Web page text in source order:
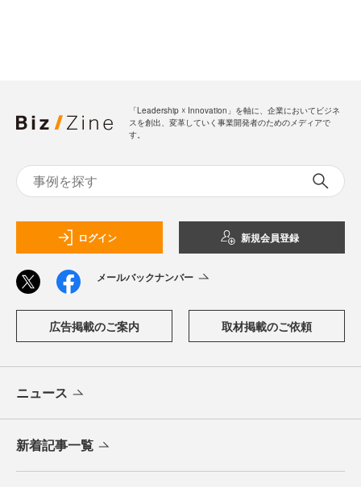
「Leadership ☓ Innovation」を軸に、企業においてビジネ
スを創出、変革していく事業開発者のためのメディアで
す。
ログイン 新規会員登録
メールバックナンバー
広告掲載のご案内 取材掲載のご依頼
ニュース
新着記事一覧